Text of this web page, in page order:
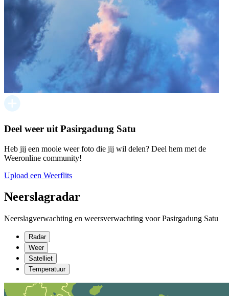
Deel weer uit Pasirgadung Satu
Heb jij een mooie weer foto die jij wil delen? Deel hem met de
Weeronline community!
Upload een Weerflits
Neerslagradar
Neerslagverwachting en weersverwachting voor Pasirgadung Satu
Radar
Weer
Satelliet
Temperatuur